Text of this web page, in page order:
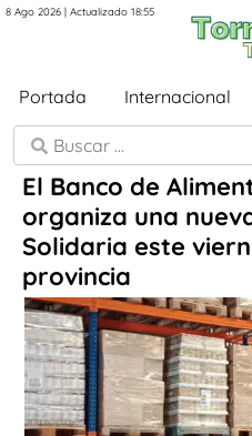
8 Ago 2026 | Actualizado 18:55
Portada Internacional
El Banco de
organiza una
Solidaria este
provincia